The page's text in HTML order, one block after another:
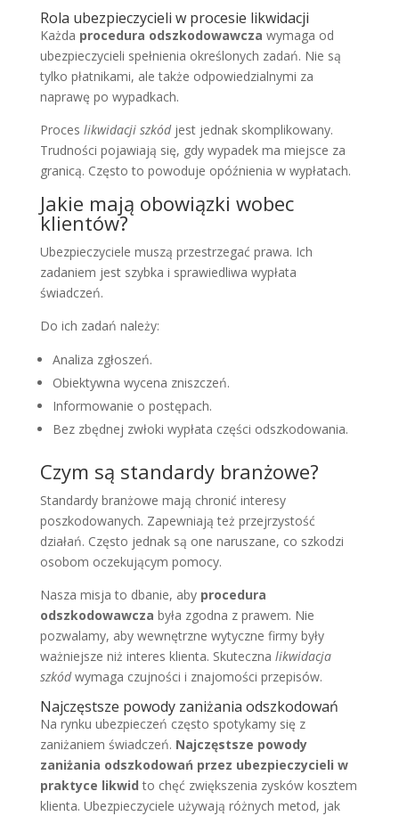
Rola ubezpieczycieli w procesie likwidacji
Każda procedura odszkodowawcza wymaga od
ubezpieczycieli spełnienia określonych zadań. Nie są
tylko płatnikami, ale także odpowiedzialnymi za
naprawę po wypadkach.
Proces likwidacji szkódjest jednak skomplikowany.
Trudności pojawiają się, gdy wypadek ma miejsce za
granicą. Często to powoduje opóźnienia w wypłatach.
Jakie mają obowiązki wobec
klientów?
Ubezpieczyciele muszą przestrzegać prawa. Ich
zadaniem jest szybka i sprawiedliwa wypłata
świadczeń.
Do ich zadań należy:
Analiza zgłoszeń.
Obiektywna wycena zniszczeń.
Informowanie o postępach.
Bez zbędnej zwłoki wypłata części odszkodowania.
Czym są standardy branżowe?
Standardy branżowe mają chronić interesy
poszkodowanych. Zapewniają też przejrzystość
działań. Często jednak są one naruszane, co szkodzi
osobom oczekującym pomocy.
Nasza misja to dbanie, aby procedura
odszkodowawcza była zgodna z prawem. Nie
pozwalamy, aby wewnętrzne wytyczne firmy były
ważniejsze niż interes klienta. Skuteczna likwidacja
szkódwymaga czujności i znajomości przepisów.
Najczęstsze powody zaniżania odszkodowań
Na rynku ubezpieczeń często spotykamy się z
zaniżaniem świadczeń. Najczęstsze powody
zaniżania odszkodowań przez ubezpieczycieli w
praktyce likwid to chęć zwiększenia zysków kosztem
klienta. Ubezpieczyciele używają różnych metod, jak